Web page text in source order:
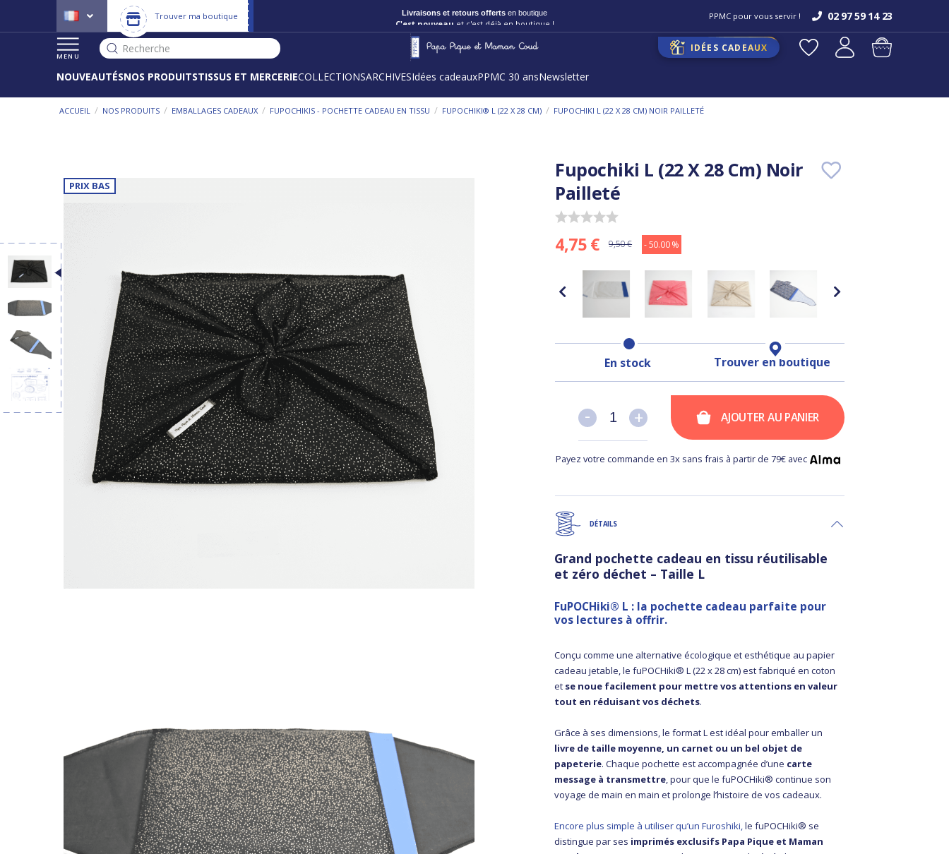
Trouver ma boutique Livraisons et retours offerts en boutique
C'est nouveau et c'est déjà en boutique !
PPMC pour vous servir ! 02 97 59 14 23
MENU
Recherche IDÉES CADEAUX
NOUVEAUTÉSNOS PRODUITSTISSUS ET MERCERIECOLLECTIONSARCHIVESIdées cadeauxPPMC 30 ansNewsletter
ACCUEIL / NOS PRODUITS / EMBALLAGES CADEAUX / FUPOCHIKIS - POCHETTE CADEAU EN TISSU / FUPOCHIKI® L (22 X 28 CM) / FUPOCHIKI L (22 X 28 CM) NOIR PAILLETÉ
PRIX BAS
Fupochiki L (22 X 28 Cm) Noir
Pailleté
4,75 € 9,50 € - 50.00 %
En stock Trouver en boutique
+
- +
- AJOUTER AU PANIER
Payez votre commande en 3x sans frais à partir de 79€ avec
DÉTAILS
Grand pochette cadeau en tissu réutilisable
et zéro déchet – Taille L
FuPOCHiki® L : la pochette cadeau parfaite pour
vos lectures à offrir.
Conçu comme une alternative écologique et esthétique au papier
cadeau jetable, le fuPOCHiki® L (22 x 28 cm) est fabriqué en coton
et se noue facilement pour mettre vos attentions en valeur
tout en réduisant vos déchets.
Grâce à ses dimensions, le format L est idéal pour emballer un
livre de taille moyenne, un carnet ou un bel objet de
papeterie. Chaque pochette est accompagnée d’une carte
message à transmettre, pour que le fuPOCHiki® continue son
voyage de main en main et prolonge l’histoire de vos cadeaux.
Encore plus simple à utiliser qu’un Furoshiki,le fuPOCHiki® se
distingue par ses imprimés exclusifs Papa Pique et Maman